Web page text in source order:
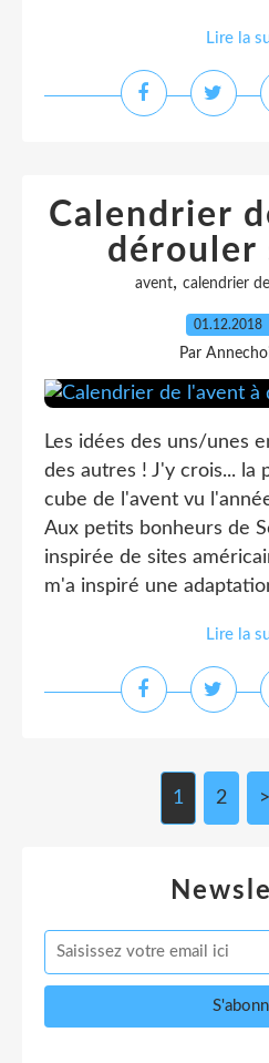
Lire la
Calendrier
dérouler
avent, calendrier
01.12.2018
Par
Les idées des uns/unes
des autres ! J'y crois... la
cube de l'avent vu
Aux petits bonheurs de
inspirée de sites
m'a inspiré une
Lire la
1 2 >